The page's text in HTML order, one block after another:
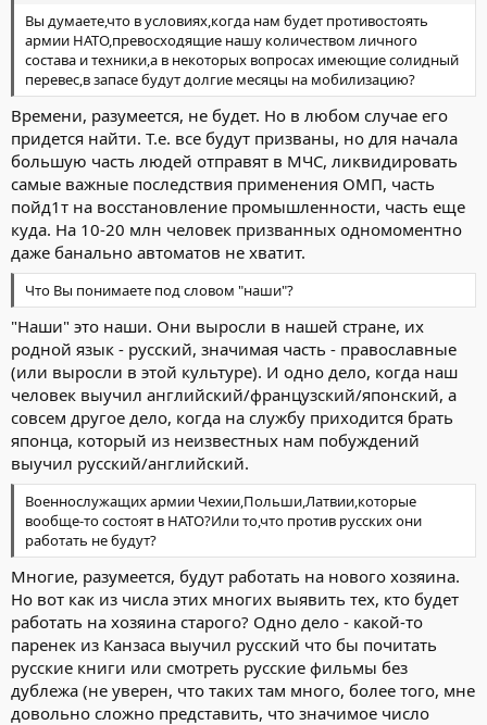
Вы думаете,что в условиях,когда нам будет противостоять
армии НАТО,превосходящие нашу количеством личного
состава и техники,а в некоторых вопросах имеющие солидный
перевес,в запасе будут долгие месяцы на мобилизацию?
Времени, разумеется, не будет. Но в любом случае его
придется найти. Т.е. все будут призваны, но для начала
большую часть людей отправят в МЧС, ликвидировать
самые важные последствия применения ОМП, часть
пойд1т на восстановление промышленности, часть еще
куда. На 10-20 млн человек призванных одномоментно
даже банально автоматов не хватит.
Что Вы понимаете под словом "наши"?
"Наши" это наши. Они выросли в нашей стране, их
родной язык - русский, значимая часть - православные
(или выросли в этой культуре). И одно дело, когда наш
человек выучил английский/французский/японский, а
совсем другое дело, когда на службу приходится брать
японца, который из неизвестных нам побуждений
выучил русский/английский.
Военнослужащих армии Чехии,Польши,Латвии,которые
вообще-то состоят в НАТО?Или то,что против русских они
работать не будут?
Многие, разумеется, будут работать на нового хозяина.
Но вот как из числа этих многих выявить тех, кто будет
работать на хозяина старого? Одно дело - какой-то
паренек из Канзаса выучил русский что бы почитать
русские книги или смотреть русские фильмы без
дублежа (не уверен, что таких там много, более того, мне
довольно сложно представить, что значимое число